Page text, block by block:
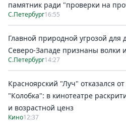
памятник ради "проверки на
С.Петербург16:55
Главной природной угрозой
Северо-Западе признаны волки
С.Петербург14:27
Красноярский "Луч" отказался
"Колобка": в кинотеатре
и возрастной ценз
Кино12:37